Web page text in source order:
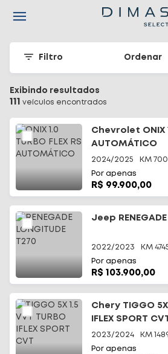
Filtro Ordenar
Exibindo resultados
111 veículos encontrados
Chevrolet ONIX
AUTOMÁTICO
2024/2025 KM
Por apenas
R$ 99.900,00
Jeep
2022/2023 KM
Por apenas
R$ 103.900,00
Chery TIGGO 5X
IFLEX SPORT
2023/2024 KM
Por apenas
Navigated to Seu carro seminovo